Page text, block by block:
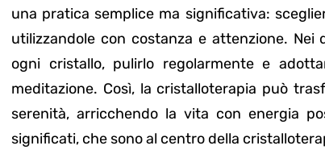
una pratica semplice ma significativa:
utilizzandole con costanza e attenzione.
ogni cristallo, pulirlo regolarmente e
meditazione. Così, la cristalloterapia può
serenità, arricchendo la vita con energia
significati, che sono al centro della